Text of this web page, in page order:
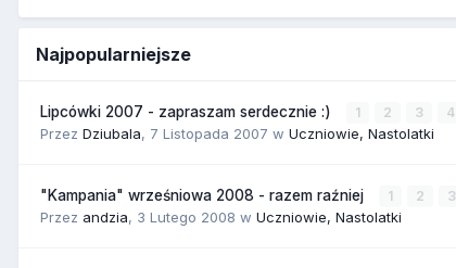
Najpopularniejsze
Lipcówki 2007 - zapraszam serdecznie :) 1 2 3 4
Przez Dziubala, 7 Listopada 2007 w Uczniowie, Nastolatki
"Kampania" wrześniowa 2008 - razem raźniej 1 2 3
Przez andzia, 3 Lutego 2008 w Uczniowie, Nastolatki